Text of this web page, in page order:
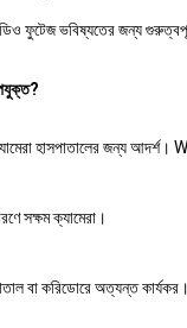
ফুটেজ ভবিষ্যতের জন্য
হাসপাতালের জন্য আদর্শ।
সক্ষম ক্যামেরা।
বা করিডোরে অত্যন্ত কার্যকর।